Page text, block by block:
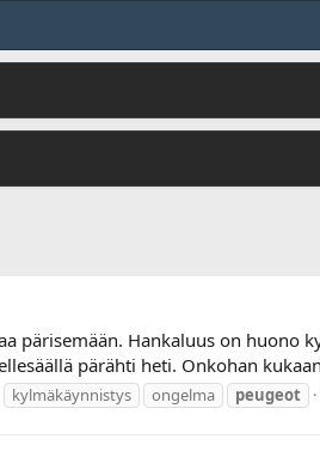
pärisemään. Hankaluus on
pärähti heti. Onkohan
kylmäkäynnistys ongelma peugeot